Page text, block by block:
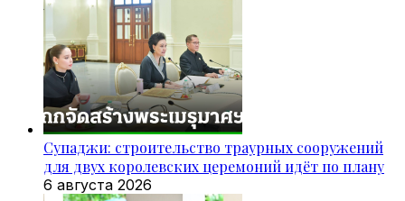
Супаджи: строительство траурных сооружений
для двух королевских церемоний идёт по плану
6 августа 2026